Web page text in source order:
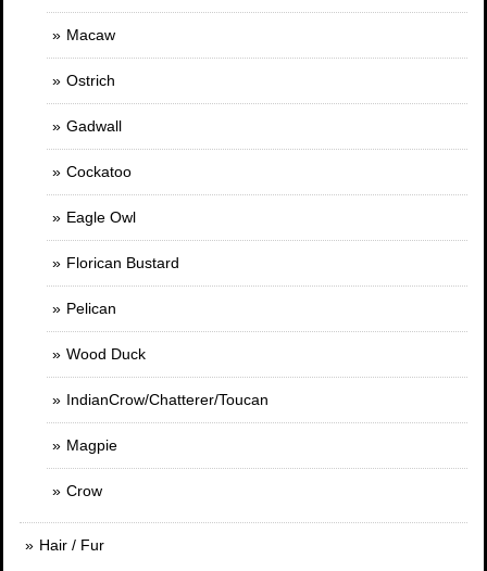
Macaw
Ostrich
Gadwall
Cockatoo
Eagle Owl
Florican Bustard
Pelican
Wood Duck
IndianCrow/Chatterer/Toucan
Magpie
Crow
Hair / Fur